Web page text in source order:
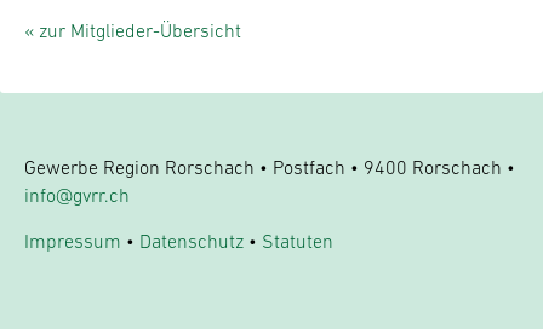
« zur Mitglieder-Übersicht
Gewerbe Region Rorschach • Postfach • 9400 Rorschach •
info@gvrr.ch
Impressum • Datenschutz • Statuten